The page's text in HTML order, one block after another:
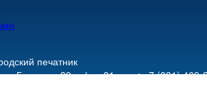
печатник
пр. Гагарина 39, офис 31. тел.:+7 (831) 469-